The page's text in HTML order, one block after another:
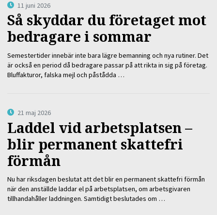
11 juni 2026
Så skyddar du företaget mot
bedragare i sommar
Semestertider innebär inte bara lägre bemanning och nya rutiner. Det
är också en period då bedragare passar på att rikta in sig på företag.
Bluffakturor, falska mejl och påstådda …
21 maj 2026
Laddel vid arbetsplatsen –
blir permanent skattefri
förmån
Nu har riksdagen beslutat att det blir en permanent skattefri förmån
när den anställde laddar el på arbetsplatsen, om arbetsgivaren
tillhandahåller laddningen. Samtidigt beslutades om …